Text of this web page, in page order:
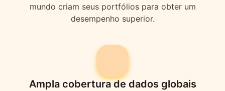
mundo criam seus portfólios para obter um
desempenho superior.
Ampla cobertura de dados globais